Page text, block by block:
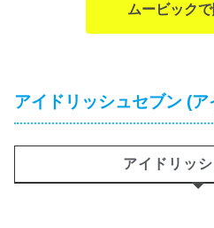
ムービック
アイドリッシュセブン (
アイドリッ